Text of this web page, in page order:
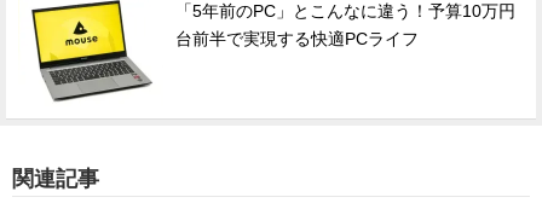
「5年前のPC」とこんなに違う！予算10万円
台前半で実現する快適PCライフ
関連記事